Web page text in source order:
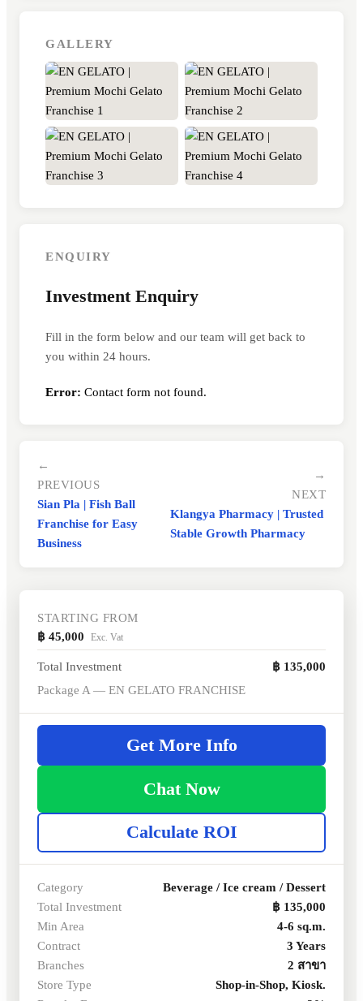
GALLERY
ENQUIRY
Investment Enquiry
Fill in the form below and our team will get back to
you within 24 hours.
Error: Contact form not found.
←
PREVIOUS
Sian Pla | Fish Ball
Franchise for Easy
Business
→
NEXT
Klangya Pharmacy | Trusted
Stable Growth Pharmacy
STARTING FROM
฿ 45,000
Exc. Vat
Total Investment
฿ 135,000
Package A — EN GELATO FRANCHISE
Get More Info
Chat Now
Calculate ROI
Category
Beverage / Ice cream / Dessert
Total Investment
฿ 135,000
Min Area
4-6 sq.m.
Contract
3 Years
Branches
2 สาขา
Store Type
Shop-in-Shop, Kiosk.